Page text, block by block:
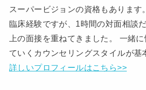
スーパービジョンの資格もあります。
臨床経験ですが、1時間の対面相談
上の面接を重ねてきました。 一緒
ていくカウンセリングスタイルが基
詳しいプロフィールはこちら>>